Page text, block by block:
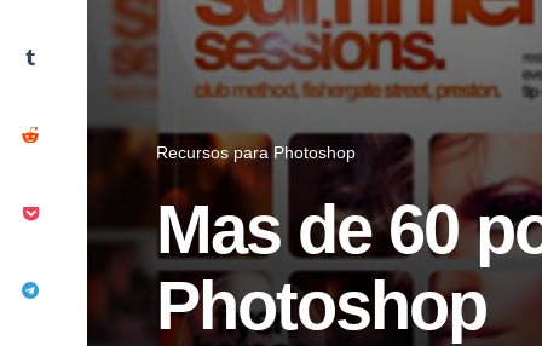
Recursos para Photoshop
Mas de 60
Photoshop